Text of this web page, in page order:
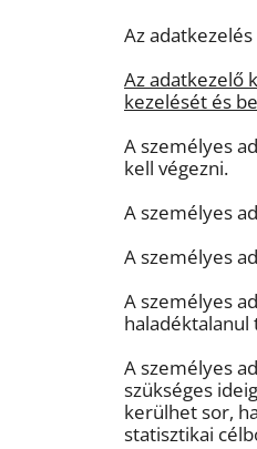
Az
Az adatkezelő
kezelését és
A személyes
kell végezni.
A személyes
A személyes
A személyes
A személyes
szükséges
kerülhet sor,
statisztikai